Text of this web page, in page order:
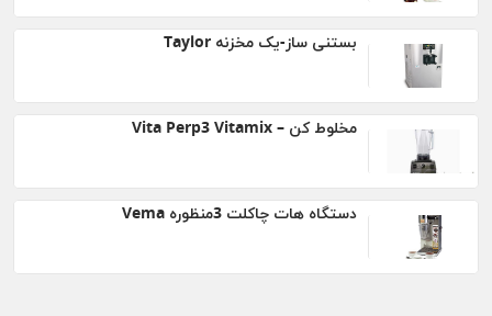
بستنی ساز-یک مخزنه Taylor
مخلوط کن – Vita Perp3 Vitamix
دستگاه هات چاکلت 3منظوره Vema